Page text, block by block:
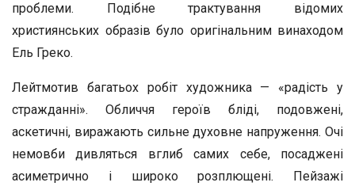
проблеми. Подібне трактування відомих
християнських образів було оригінальним винаходом
Ель Греко.
Лейтмотив багатьох робіт художника — «радість у
стражданні». Обличчя героїв бліді, подовжені,
аскетичні, виражають сильне духовне напруження. Очі
немовби дивляться вглиб самих себе, посаджені
асиметрично і широко розплющені. Пейзажі